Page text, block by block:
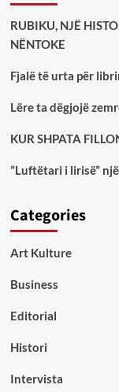
RUBIKU, NJË
NËNTOKE
Fjalë të urta për
Lëre ta dëgjojë
KUR SHPATA
”Luftëtari i lirisë”
Categories
Art Kulture
Business
Editorial
Histori
Intervista